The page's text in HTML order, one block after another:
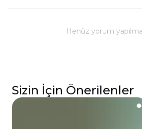
yıkanması önerilmektedir.
Henüz yorum
Sizin İçin Önerilenler